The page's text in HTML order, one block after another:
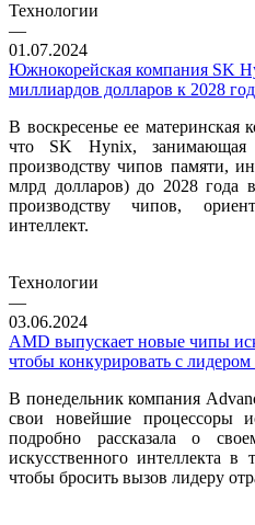
Технологии
—
01.07.2024
Южнокорейская компания SK
миллиардов долларов к 2028
В воскресенье ее
что SK Hynix,
производству чипов памяти,
млрд долларов) до 2028 года
производству чипов,
интеллект.
Технологии
—
03.06.2024
AMD выпускает новые чипы
чтобы конкурировать с
В понедельник компания
свои новейшие процессоры
подробно рассказала о
искусственного интеллекта
чтобы бросить вызов лидеру